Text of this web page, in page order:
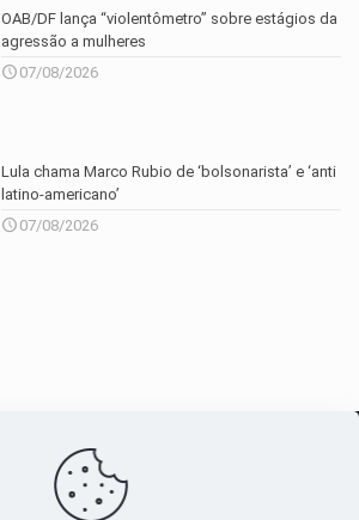
OAB/DF lança “violentômetro” sobre estágios da
agressão a mulheres
07/08/2026
Lula chama Marco Rubio de ‘bolsonarista’ e ‘anti
latino-americano’
07/08/2026
canal de notícias